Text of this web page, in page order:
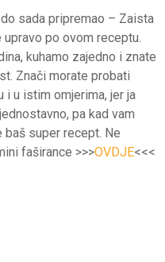
sada pripremao – Zaista
po ovom receptu.
kuhamo zajedno i znate
Znači morate probati
i u istim omjerima, jer ja
pa kad vam
baš super recept. Ne
faširance >>>OVDJE<<<